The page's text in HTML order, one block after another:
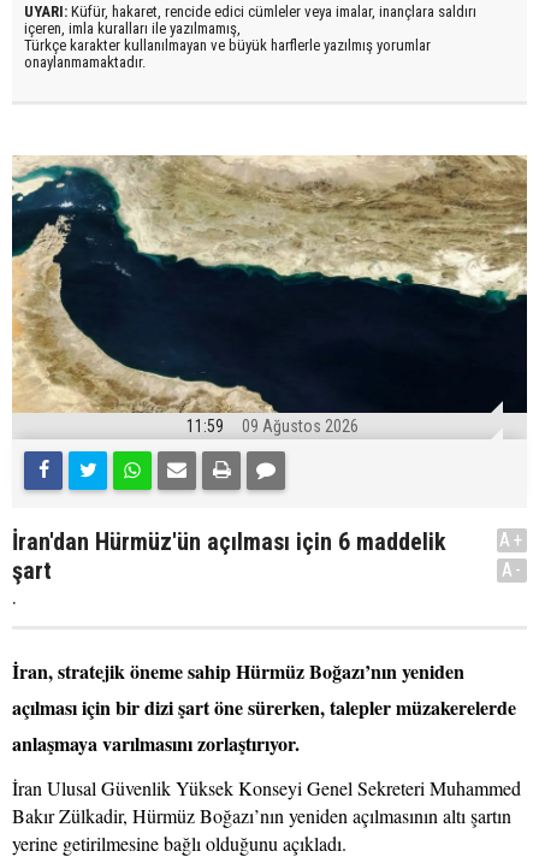
UYARI: Küfür, hakaret, rencide edici cümleler veya imalar, inançlara saldırı
içeren, imla kuralları ile yazılmamış,
Türkçe karakter kullanılmayan ve büyük harflerle yazılmış yorumlar
onaylanmamaktadır.
11:59 09 Ağustos 2026
İran'dan Hürmüz'ün açılması için 6 maddelik
şart
.
A+
A-
İran, stratejik öneme sahip Hürmüz Boğazı’nın yeniden
açılması için bir dizi şart öne sürerken, talepler müzakerelerde
anlaşmaya varılmasını zorlaştırıyor.
İran Ulusal Güvenlik Yüksek Konseyi Genel Sekreteri Muhammed
Bakır Zülkadir, Hürmüz Boğazı’nın yeniden açılmasının altı şartın
yerine getirilmesine bağlı olduğunu açıkladı.